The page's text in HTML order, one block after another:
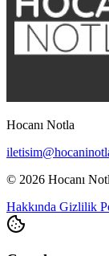
Hocanı Notla
© 2026 Hocanı
Hakkında Gizlilik